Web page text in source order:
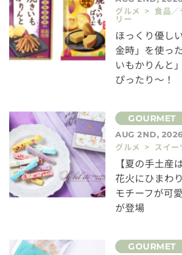
グルメ > 食品／
リー
ほっくり優し
金時」を使っ
いもかりんと
ぴったり～！
AUG 2ND,
グルメ > スイー
【夏の手土産
花火にひまわ
モチーフが可
が登場